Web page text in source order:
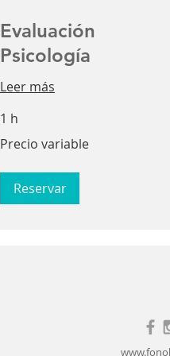
Evaluación
Psicología
Leer más
1 h
variable
Precio variable
Reservar